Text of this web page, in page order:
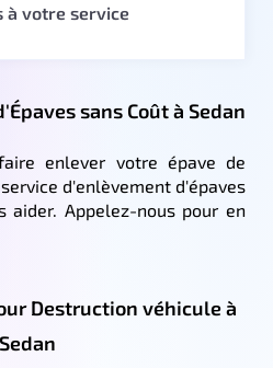
à votre service
sans Coût à Sedan
enlever votre épave de
d'enlèvement d'épaves
Appelez-nous pour en
Destruction véhicule à
Sedan